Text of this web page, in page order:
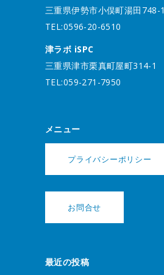
三重県伊勢市小俣町湯田748-1
TEL:0596-20-6510
津ラボ iSPC
三重県津市栗真町屋町314-1
TEL:059-271-7950
メニュー
プライバシーポリシー
お問合せ
最近の投稿